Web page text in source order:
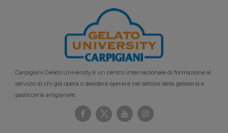
Carpigiani Gelato University è un centro internazionale di formazione al
servizio di chi già opera o desidera operare nel settore della gelateria e
pasticceria artigianale.